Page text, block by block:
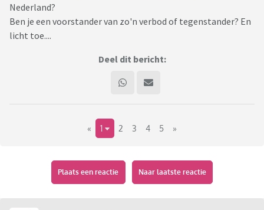
Nederland?
Ben je een voorstander van zo'n verbod of tegenstander? En
licht toe....
Deel dit bericht:
« 1 2 3 4 5 »
Plaats een reactie Naar laatste reactie